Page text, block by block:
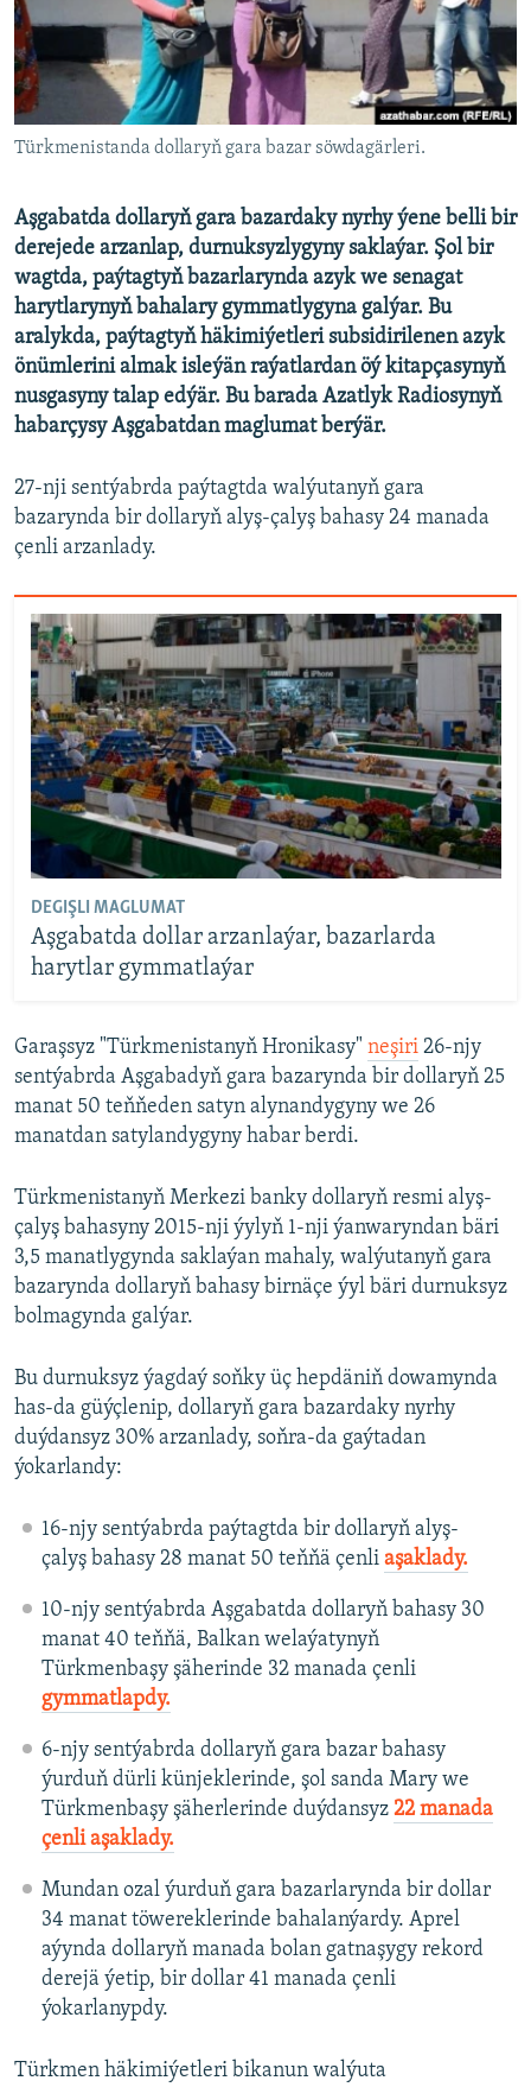
Türkmenistanda dollaryň gara bazar söwdagärleri.
Aşgabatda dollaryň gara bazardaky nyrhy ýene belli bir
derejede arzanlap, durnuksyzlygyny saklaýar. Şol bir
wagtda, paýtagtyň bazarlarynda azyk we senagat
harytlarynyň bahalary gymmatlygyna galýar. Bu
aralykda, paýtagtyň häkimiýetleri subsidirilenen azyk
önümlerini almak isleýän raýatlardan öý kitapçasynyň
nusgasyny talap edýär. Bu barada Azatlyk Radiosynyň
habarçysy Aşgabatdan maglumat berýär.
27-nji sentýabrda paýtagtda walýutanyň gara
bazarynda bir dollaryň alyş-çalyş bahasy 24 manada
çenli arzanlady.
DEGIŞLI MAGLUMAT
Aşgabatda dollar arzanlaýar, bazarlarda
harytlar gymmatlaýar
Garaşsyz "Türkmenistanyň Hronikasy" neşiri 26-njy
sentýabrda Aşgabadyň gara bazarynda bir dollaryň 25
manat 50 teňňeden satyn alynandygyny we 26
manatdan satylandygyny habar berdi.
Türkmenistanyň Merkezi banky dollaryň resmi alyş-
çalyş bahasyny 2015-nji ýylyň 1-nji ýanwaryndan bäri
3,5 manatlygynda saklaýan mahaly, walýutanyň gara
bazarynda dollaryň bahasy birnäçe ýyl bäri durnuksyz
bolmagynda galýar.
Bu durnuksyz ýagdaý soňky üç hepdäniň dowamynda
has-da güýçlenip, dollaryň gara bazardaky nyrhy
duýdansyz 30% arzanlady, soňra-da gaýtadan
ýokarlandy:
16-njy sentýabrda paýtagtda bir dollaryň alyş-
çalyş bahasy 28 manat 50 teňňä çenli aşaklady.
10-njy sentýabrda Aşgabatda dollaryň bahasy 30
manat 40 teňňä, Balkan welaýatynyň
Türkmenbaşy şäherinde 32 manada çenli
gymmatlapdy.
6-njy sentýabrda dollaryň gara bazar bahasy
ýurduň dürli künjeklerinde, şol sanda Mary we
Türkmenbaşy şäherlerinde duýdansyz 22 manada
çenli aşaklady.
Mundan ozal ýurduň gara bazarlarynda bir dollar
34 manat töwereklerinde bahalanýardy. Aprel
aýynda dollaryň manada bolan gatnaşygy rekord
derejä ýetip, bir dollar 41 manada çenli
ýokarlanypdy.
Türkmen häkimiýetleri bikanun walýuta